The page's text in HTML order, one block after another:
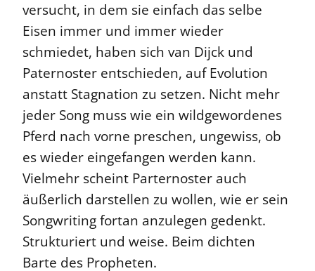
versucht, in dem sie einfach das selbe
Eisen immer und immer wieder
schmiedet, haben sich van Dijck und
Paternoster entschieden, auf Evolution
anstatt Stagnation zu setzen. Nicht mehr
jeder Song muss wie ein wildgewordenes
Pferd nach vorne preschen, ungewiss, ob
es wieder eingefangen werden kann.
Vielmehr scheint Parternoster auch
äußerlich darstellen zu wollen, wie er sein
Songwriting fortan anzulegen gedenkt.
Strukturiert und weise. Beim dichten
Barte des Propheten.